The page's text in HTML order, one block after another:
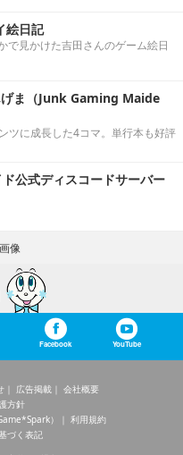
絵日記
で見かけた吉田さんのゲーム絵日
げま（Junk Gaming Maide
ツに成長した4コマ。単行本も好評
公式ディスコードサーバー
像
Facebook YouTube
広告掲載
会社概要
方針
）
利用規約
づく表記